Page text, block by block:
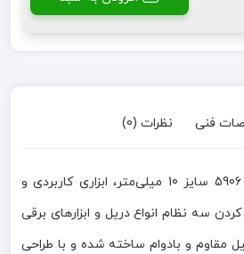
فنی نظرات (0)
آچار سه نظام آروا مدل 5906 سایز 10 میلی‌متر، ابزاری کاربردی و
سه نظام انواع دریل و ابزارهای برقی
مقاوم و بادوام ساخته شده و با طراحی